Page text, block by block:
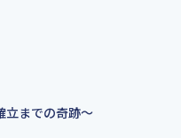
までの奇跡〜